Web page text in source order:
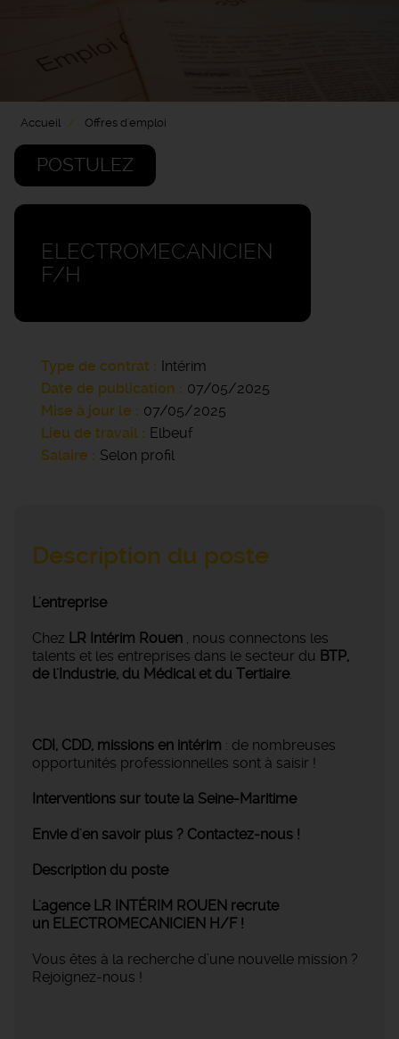
Accueil Offres d'emploi
POSTULEZ
ELECTROMECANICIEN
F/H
Type de contrat
Intérim
Date de publication
07/05/2025
Mise à jour le
07/05/2025
Lieu de travail
Elbeuf
Salaire
Selon profil
Description du poste
L'entreprise
Chez LR Intérim Rouen , nous connectons les
talents et les entreprises dans le secteur du BTP,
de l'Industrie, du Médical et du Tertiaire.
CDI, CDD, missions en intérim : de nombreuses
opportunités professionnelles sont à saisir !
Interventions sur toute la Seine-Maritime
Envie d'en savoir plus ? Contactez-nous !
Description du poste
L'agence LR INTÉRIM ROUEN recrute
un ELECTROMECANICIEN H/F !
Vous êtes à la recherche d’une nouvelle mission ?
Rejoignez-nous !